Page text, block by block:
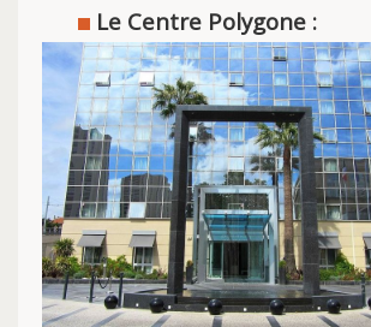
Le Centre Polygone :